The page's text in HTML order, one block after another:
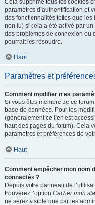
Cela supprime tous les cookies
paramètres d’authentification et
des fonctionnalités telles que les
non lu) si cela a été activé par
des problèmes de connexion ou
pourrait les résoudre.
Haut
Paramètres et
Comment modifier mes
Si vous êtes membre de ce
base de données. Pour les
(généralement ce lien est
haut des pages du forum). Cela
paramètres et préférences de
Haut
Comment empêcher mon nom
connectés ?
Depuis votre panneau de
trouverez l’option Cacher mon
ne serez visible que par les